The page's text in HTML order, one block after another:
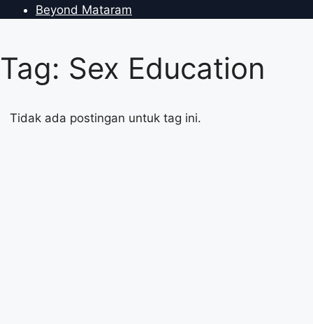
Beyond Mataram
Tag: Sex Education
Tidak ada postingan untuk tag ini.